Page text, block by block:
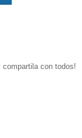
con todos!